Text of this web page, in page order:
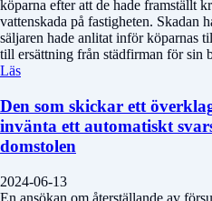
köparna efter att de hade framställt
vattenskada på fastigheten. Skadan
säljaren hade anlitat inför köparnas
till ersättning från städfirman för sin
Läs
Den som skickar ett
invänta ett automatiskt
domstolen
2024-06-13
En ansökan om återställande av